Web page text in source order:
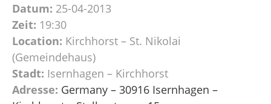
Datum: 25-04-2013
Zeit: 19:30
Location: Kirchhorst – St. Nikolai
(Gemeindehaus)
Stadt: Isernhagen – Kirchhorst
Adresse: Germany – 30916 Isernhagen –